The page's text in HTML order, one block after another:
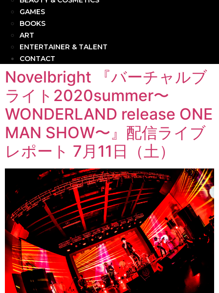
GAMES
BOOKS
ART
ENTERTAINER & TALENT
CONTACT
Novelbright 『バーチャルブ
ライト2020summer〜
WONDERLAND release ONE
MAN SHOW〜』配信ライブ
レポート 7月11日（土）